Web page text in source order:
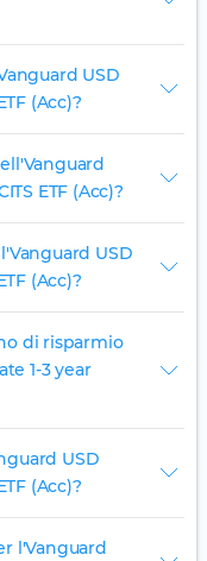
USD
(Acc)?
ETF (Acc)?
USD
(Acc)?
di risparmio
1-3 year
USD
(Acc)?
l'Vanguard